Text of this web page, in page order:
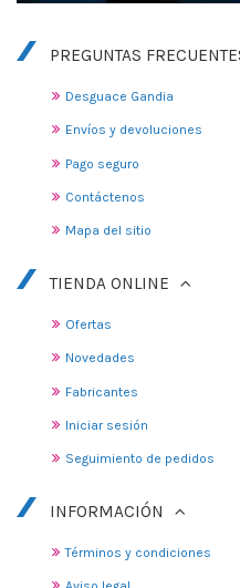
PREGUNTAS
Desguace Gandia
Envíos y devoluciones
Pago seguro
Contáctenos
Mapa del sitio
TIENDA ONLINE
Ofertas
Novedades
Fabricantes
Iniciar sesión
Seguimiento de pedidos
INFORMACIÓN
Términos y condiciones